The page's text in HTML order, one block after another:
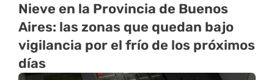
Nieve en la Provincia de Buenos
Aires: las zonas que quedan bajo
vigilancia por el frío de los próximos
días